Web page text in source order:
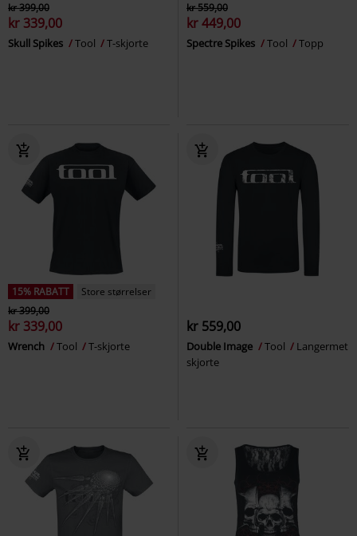
kr 399,00
kr 339,00
Skull Spikes Tool T-skjorte
kr 559,00
kr 449,00
Spectre Spikes Tool Topp
15% RABATT
Store størrelser
kr 399,00
kr 339,00
Wrench Tool T-skjorte
kr 559,00
Double Image Tool
Langermet
skjorte